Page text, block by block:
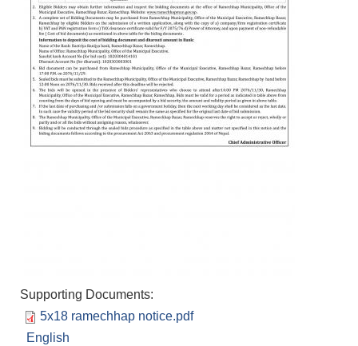
Supporting Documents:
5x18 ramechhap notice.pdf
English